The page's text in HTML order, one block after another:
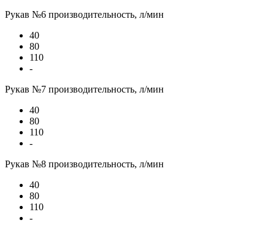
Рукав №6 производительность, л/мин
40
80
110
-
Рукав №7 производительность, л/мин
40
80
110
-
Рукав №8 производительность, л/мин
40
80
110
-